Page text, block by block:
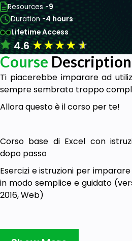
Resources -9
Duration -4 hours
Lifetime Access
4.6★★★★★
Course Description
Ti piacerebbe imparare ad
sempre sembrato troppo
Allora questo è il corso per te!
Corso base di Excel con
dopo passo
Esercizi e istruzioni per
in modo semplice e guidato
2016, Web)
Partiremo da zero e ti guiderò